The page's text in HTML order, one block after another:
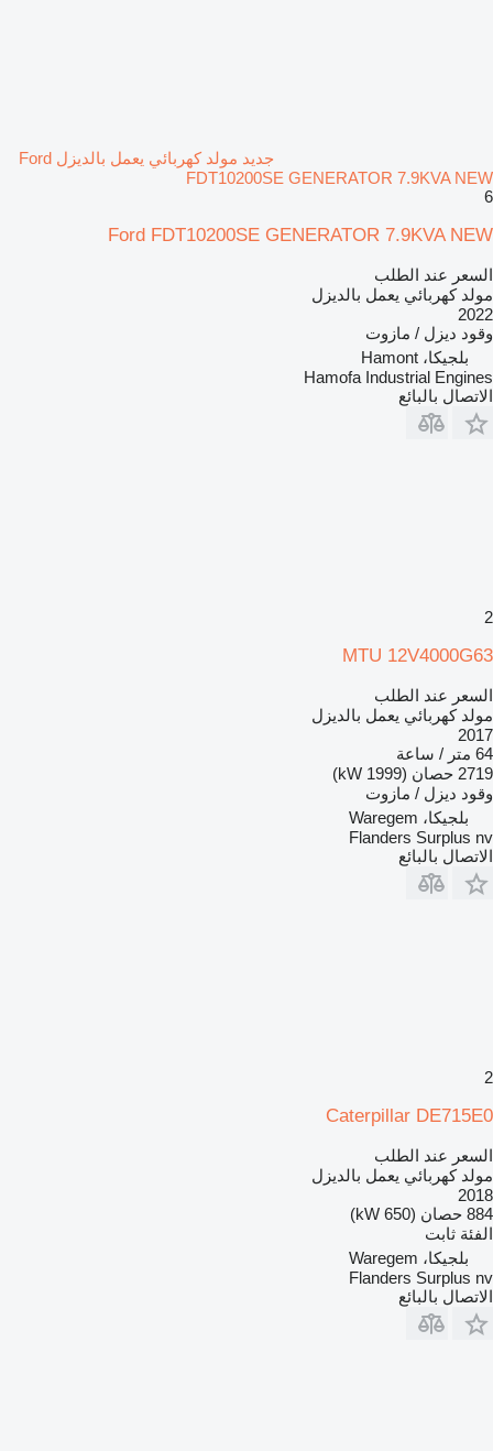
جديد مولد كهربائي يعمل بالديزل Ford
FDT10200SE GENERATOR 7.9KVA NEW
6
Ford FDT10200SE GENERATOR 7.9KVA NEW
السعر عند الطلب
مولد كهربائي يعمل بالديزل
2022
وقود ديزل / مازوت
بلجيكا، Hamont
Hamofa Industrial Engines
الاتصال بالبائع
2
MTU 12V4000G63
السعر عند الطلب
مولد كهربائي يعمل بالديزل
2017
64 متر / ساعة
2719 حصان (1999 kW)
وقود ديزل / مازوت
بلجيكا، Waregem
Flanders Surplus nv
الاتصال بالبائع
2
Caterpillar DE715E0
السعر عند الطلب
مولد كهربائي يعمل بالديزل
2018
884 حصان (650 kW)
الفئة ثابت
بلجيكا، Waregem
Flanders Surplus nv
الاتصال بالبائع